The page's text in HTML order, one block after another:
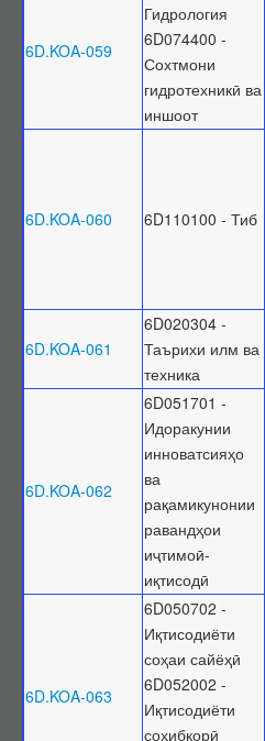
6D.KOA-059
Гидрология
6D074400 -
Сохтмони
гидротехникӣ ва
иншоот
6D.KOA-060 6D110100 - Тиб
6D.KOA-061
6D020304 -
Таърихи илм ва
техника
6D.KOA-062
6D051701 -
Идоракунии
инноватсияҳо
ва
рақамикунонии
равандҳои
иҷтимоӣ-
иқтисодӣ
6D.KOA-063
6D050702 -
Иқтисодиёти
соҳаи сайёҳӣ
6D052002 -
Иқтисодиёти
соҳибкорӣ